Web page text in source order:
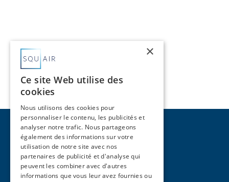
Pages
×
Ce site Web utilise des
cookies
Nous utilisons des cookies pour
personnaliser le contenu, les publicités et
analyser notre trafic. Nous partageons
également des informations sur votre
utilisation de notre site avec nos
partenaires de publicité et d'analyse qui
peuvent les combiner avec d'autres
informations que vous leur avez fournies ou